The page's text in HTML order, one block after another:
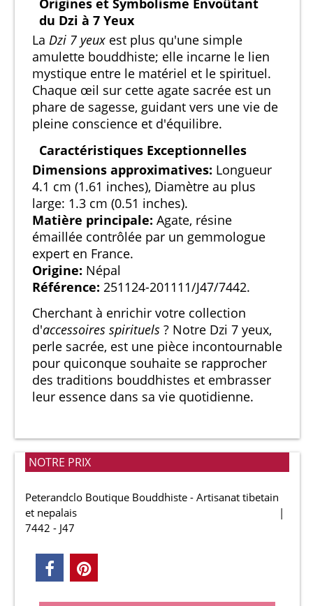
Origines et Symbolisme Envoûtant
du Dzi à 7 Yeux
La Dzi 7 yeux est plus qu'une simple
amulette bouddhiste; elle incarne le lien
mystique entre le matériel et le spirituel.
Chaque œil sur cette agate sacrée est un
phare de sagesse, guidant vers une vie de
pleine conscience et d'équilibre.
Caractéristiques Exceptionnelles
Dimensions approximatives: Longueur
4.1 cm (1.61 inches), Diamètre au plus
large: 1.3 cm (0.51 inches).
Matière principale: Agate, résine
émaillée contrôlée par un gemmologue
expert en France.
Origine: Népal
Référence: 251124-201111/J47/7442.
Cherchant à enrichir votre collection
d'accessoires spirituels ? Notre Dzi 7 yeux,
perle sacrée, est une pièce incontournable
pour quiconque souhaite se rapprocher
des traditions bouddhistes et embrasser
leur essence dans sa vie quotidienne.
NOTRE PRIX
Peterandclo Boutique Bouddhiste - Artisanat tibetain
et nepalais
7442 - J47